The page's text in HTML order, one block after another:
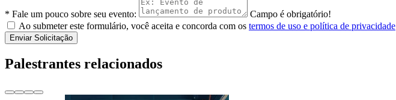
* Fale um pouco sobre seu evento:
Campo é obrigatório!
Ao submeter este formulário, você aceita e concorda com os termos de uso e política de privacidade
Enviar Solicitação
Palestrantes relacionados